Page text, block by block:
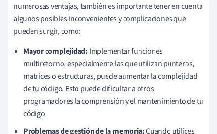
numerosas ventajas, también es importante tener en cuenta
algunos posibles inconvenientes y complicaciones que
pueden surgir, como:
Mayor complejidad: Implementar funciones
multiretorno, especialmente las que utilizan punteros,
matrices o estructuras, puede aumentar la complejidad
de tu código. Esto puede dificultar a otros
programadores la comprensión y el mantenimiento de tu
código.
Problemas de gestión de la memoria:Cuando utilices